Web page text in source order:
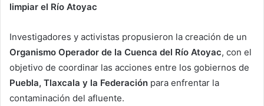
limpiar el Río Atoyac
Investigadores y activistas propusieron la creación de un
Organismo Operador de la Cuenca del Río Atoyac, con el
objetivo de coordinar las acciones entre los gobiernos de
Puebla, Tlaxcala y la Federación para enfrentar la
contaminación del afluente.